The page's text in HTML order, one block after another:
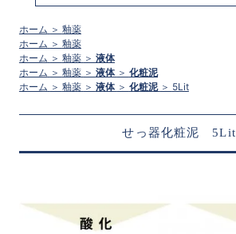
ホーム ＞ 釉薬
ホーム ＞ 釉薬
ホーム ＞ 釉薬 ＞ 液体
ホーム ＞ 釉薬 ＞ 液体 ＞ 化粧泥
ホーム ＞ 釉薬 ＞ 液体 ＞ 化粧泥 ＞ 5Lit
せっ器化粧泥 5Lit